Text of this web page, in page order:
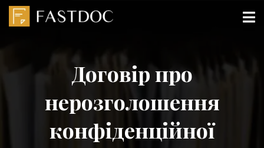
Договір про
нерозголошення
конфіденційної